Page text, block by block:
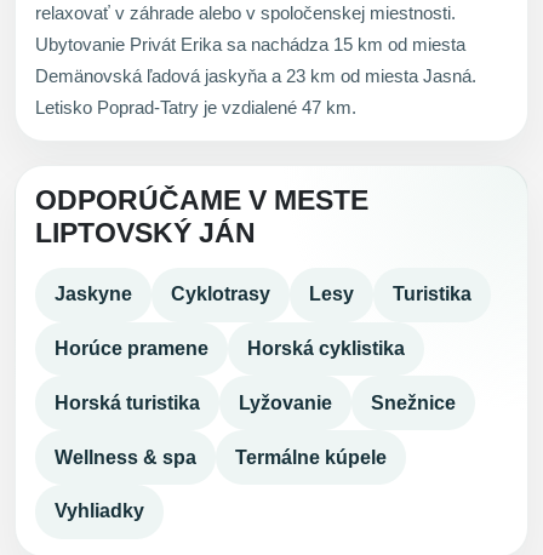
relaxovať v záhrade alebo v spoločenskej miestnosti.
Ubytovanie Privát Erika sa nachádza 15 km od miesta
Demänovská ľadová jaskyňa a 23 km od miesta Jasná.
Letisko Poprad-Tatry je vzdialené 47 km.
ODPORÚČAME V MESTE
LIPTOVSKÝ JÁN
Jaskyne Cyklotrasy Lesy Turistika
Horúce pramene Horská cyklistika
Horská turistika Lyžovanie Snežnice
Wellness & spa Termálne kúpele
Vyhliadky